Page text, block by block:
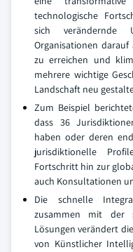
technologische
sich verändernde
Organisationen
zu erreichen und
mehrere wichtige
Landschaft neu
Zum Beispiel
dass 36
haben oder deren
jurisdiktionelle
Fortschritt hin zur
auch Konsultationen
Die schnelle
zusammen mit der
Lösungen verändert
von Künstlicher